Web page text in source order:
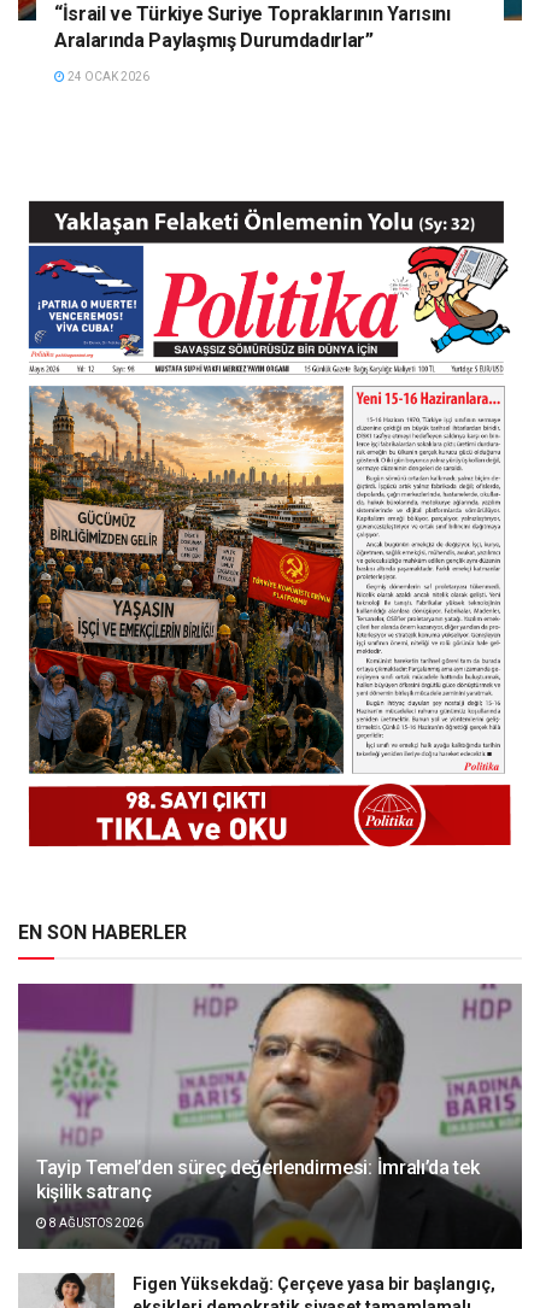
“İsrail ve Türkiye Suriye Topraklarının Yarısını
Aralarında Paylaşmış Durumdadırlar”
24 OCAK 2026
EN SON HABERLER
Tayip Temel’den süreç değerlendirmesi: İmralı’da tek
kişilik satranç
8 AĞUSTOS 2026
Figen Yüksekdağ: Çerçeve yasa bir başlangıç,